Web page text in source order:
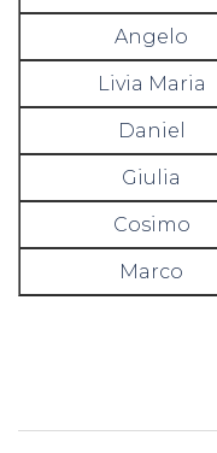
Angelo
Livia Maria
Daniel
Giulia
Cosimo
Marco